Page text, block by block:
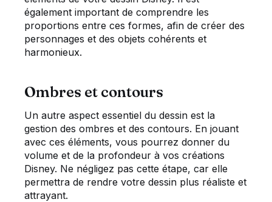
également important de comprendre les
proportions entre ces formes, afin de créer des
personnages et des objets cohérents et
harmonieux.
Ombres et contours
Un autre aspect essentiel du dessin est la
gestion des ombres et des contours. En jouant
avec ces éléments, vous pourrez donner du
volume et de la profondeur à vos créations
Disney. Ne négligez pas cette étape, car elle
permettra de rendre votre dessin plus réaliste et
attrayant.